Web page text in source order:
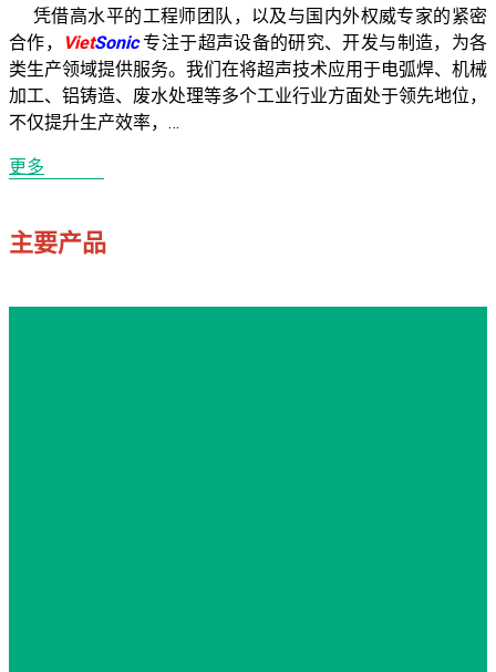
凭借高水平的工程师团队，以及与国内外权威专家的紧密
合作，
VietSonic专注于超声设备的研究、开发与制造，为各
类生产领域提供服务。我们在将超声技术应用于电弧焊、机械
加工、铝铸造、废水处理等多个工业行业方面处于领先地位，
不仅提升生产效率，…
更多
主要产品